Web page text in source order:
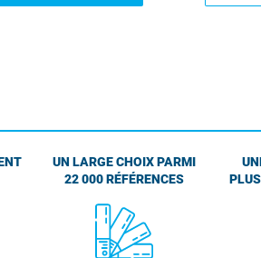
UN LARGE CHOIX PARMI
22 000 RÉFÉRENCES